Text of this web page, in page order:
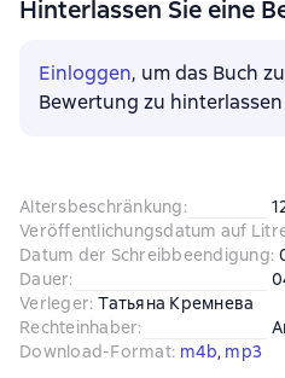
Hinterlassen Sie eine
Einloggen, um das Buch
Bewertung zu hinterlassen
Altersbeschränkung:
Veröffentlichungsdatum auf
Datum der Schreibbeendigung:
Dauer:
Verleger: Татьяна Кремнева
Rechteinhaber:
Download-Format: m4b, mp3